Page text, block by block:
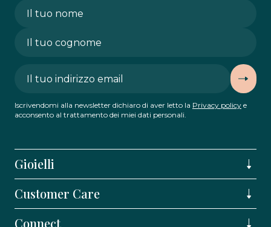
Iscrivendomi alla newsletter dichiaro di aver letto la Privacy policy e
acconsento al trattamento dei miei dati personali.
Gioielli
Customer Care
Connect